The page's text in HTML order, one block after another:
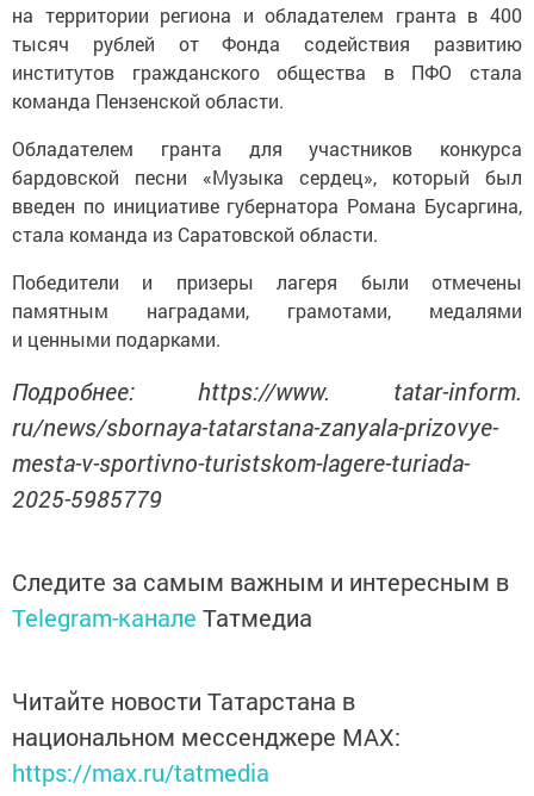
на территории региона и обладателем гранта в 400
тысяч рублей от Фонда содействия развитию
институтов гражданского общества в ПФО стала
команда Пензенской области.
Обладателем гранта для участников конкурса
бардовской песни «Музыка сердец», который был
введен по инициативе губернатора Романа Бусаргина,
стала команда из Саратовской области.
Победители и призеры лагеря были отмечены
памятным наградами, грамотами, медалями
и ценными подарками.
Подробнее: https://www. tatar-inform.
ru/news/sbornaya-tatarstana-zanyala-prizovye-
mesta-v-sportivno-turistskom-lagere-turiada-
2025-5985779
Следите за самым важным и интересным в
Telegram-канале Татмедиа
Читайте новости Татарстана в
национальном мессенджере MАХ:
https://max.ru/tatmedia